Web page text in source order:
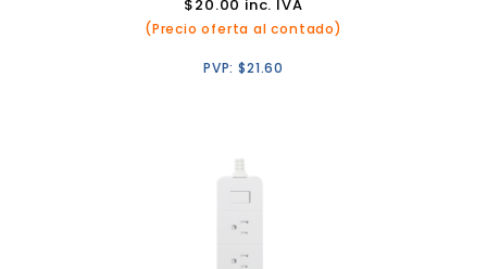
$20.00 inc. IVA
(Precio oferta al contado)
PVP:$21.60